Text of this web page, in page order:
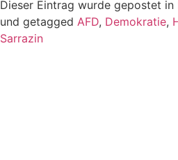
Dieser Eintrag wurde gepostet in
und getagged AFD, Demokratie,
Sarrazin